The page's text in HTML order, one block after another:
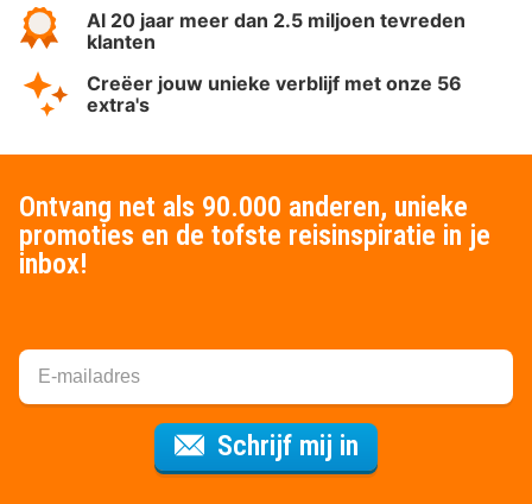
Al 20 jaar meer dan 2.5 miljoen tevreden
klanten
Creëer jouw unieke verblijf met onze 56
extra's
Ontvang net als 90.000 anderen, unieke
promoties en de tofste reisinspiratie in je
inbox!
Schrijf mij in